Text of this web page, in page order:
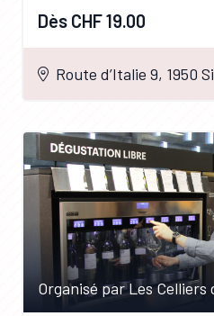
Dès CHF 19.00
Route d’Italie 9, 1950
Organisé par Les Celliers